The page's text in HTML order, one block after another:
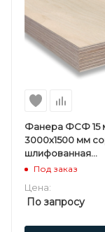
Фанера ФСФ 15
3000х1500 мм
шлифованная
березовая
Под заказ
Цена:
По запросу